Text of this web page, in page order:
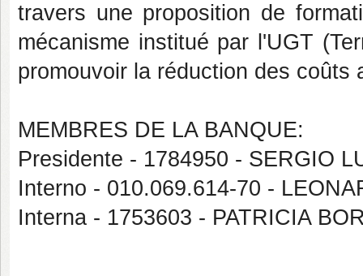
travers une proposition de
mécanisme institué par l'UGT
promouvoir la réduction des
MEMBRES DE LA BANQUE:
Presidente - 1784950 - SERGIO
Interno - 010.069.614-70 -
Interna - 1753603 - PATRICIA